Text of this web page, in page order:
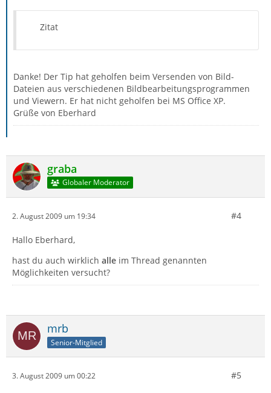
1. Thunderbird schliessen
starten
abbrechen
5. Outlook Express komplett schliessen
6. Thunderbird starten
7. Bei Nachfrage Thunderbird als Standard E-Mail Client
definieren
Ich wünsche allen viel Erfolg.
MfG
Zitat
Danke! Der Tip hat geholfen beim Versenden von Bild-
Dateien aus verschiedenen Bildbearbeitungsprogrammen
und Viewern. Er hat nicht geholfen bei MS Office XP.
Grüße von Eberhard
graba
Globaler Moderator
2. August 2009 um 19:34 #4
Hallo Eberhard,
hast du auch wirklich alle im Thread genannten
Möglichkeiten versucht?
mrb
Senior-Mitglied
3. August 2009 um 00:22 #5